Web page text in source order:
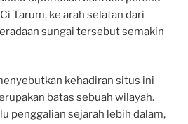
Tarum, ke arah selatan dari
sungai tersebut semakin
kehadiran situs ini
batas sebuah wilayah.
penggalian sejarah lebih dalam,